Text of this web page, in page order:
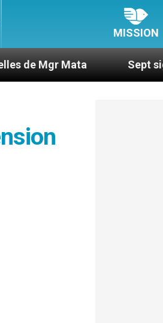
MISSION
Sept signes pour